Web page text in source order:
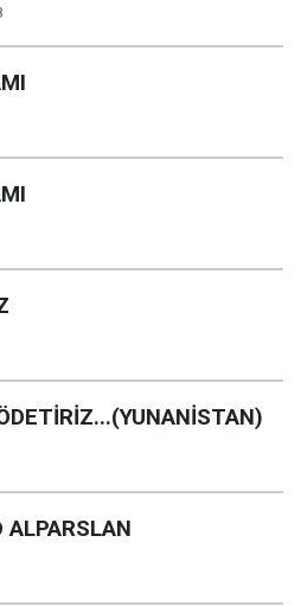
ALPARSLAN